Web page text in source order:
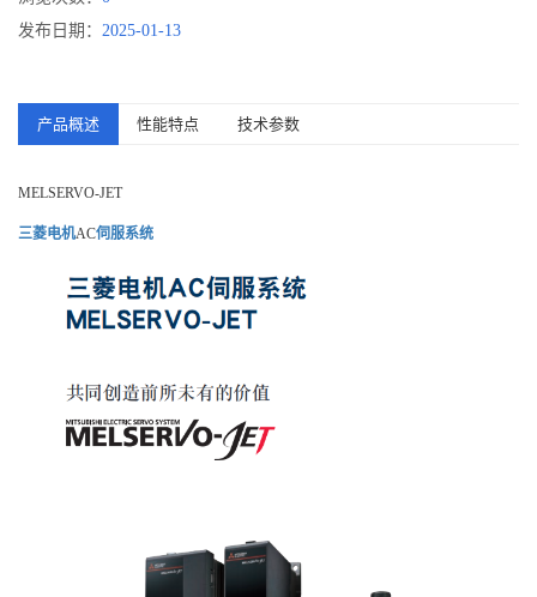
发布日期： 2025-01-13
产品概述 性能特点 技术参数
MELSERVO-JET
三菱电机AC伺服系统